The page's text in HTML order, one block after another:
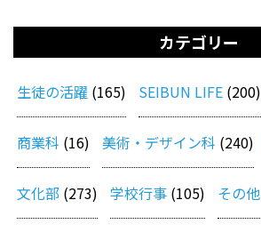
カテゴリー
生徒の活躍 (165) SEIBUN LIFE (200)
商業科 (16) 美術・デザイン科 (240)
文化部 (273) 学校行事 (105) その他